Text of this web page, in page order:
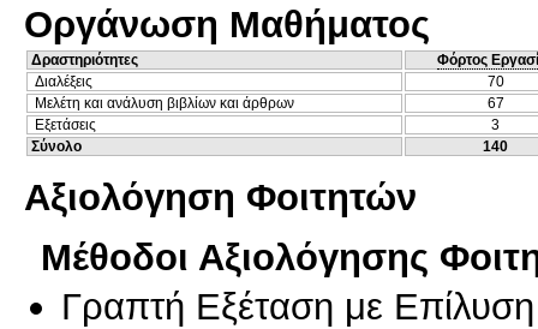
Οργάνωση Μαθήματος
Δραστηριότητες
Φόρτος
Διαλέξεις
70
Μελέτη και ανάλυση βιβλίων και άρθρων
67
Εξετάσεις
3
Σύνολο
140
Αξιολόγηση Φοιτητών
Μέθοδοι Αξιολόγησης
Γραπτή Εξέταση με